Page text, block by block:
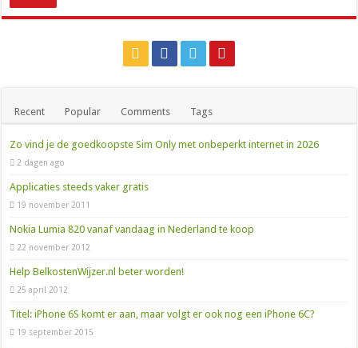
Recent Popular Comments Tags
Zo vind je de goedkoopste Sim Only met onbeperkt internet in 2026
2 dagen ago
Applicaties steeds vaker gratis
19 november 2011
Nokia Lumia 820 vanaf vandaag in Nederland te koop
22 november 2012
Help BelkostenWijzer.nl beter worden!
25 april 2012
Titel: iPhone 6S komt er aan, maar volgt er ook nog een iPhone 6C?
19 september 2015